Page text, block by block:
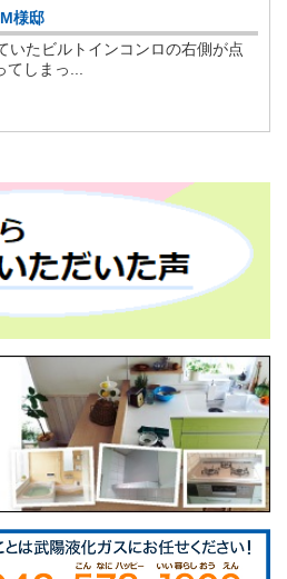
様邸
いたビルトインコンロの右側が点
しまっ...